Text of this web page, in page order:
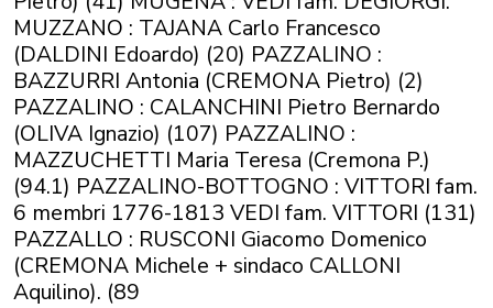
MUZZANO : TAJANA Carlo Francesco
(DALDINI Edoardo) (20) PAZZALINO :
BAZZURRI Antonia (CREMONA Pietro) (2)
PAZZALINO : CALANCHINI Pietro Bernardo
(OLIVA Ignazio) (107) PAZZALINO :
MAZZUCHETTI Maria Teresa (Cremona P.)
(94.1) PAZZALINO-BOTTOGNO : VITTORI fam.
6 membri 1776-1813 VEDI fam. VITTORI (131)
PAZZALLO : RUSCONI Giacomo Domenico
(CREMONA Michele + sindaco CALLONI
Aquilino). (89